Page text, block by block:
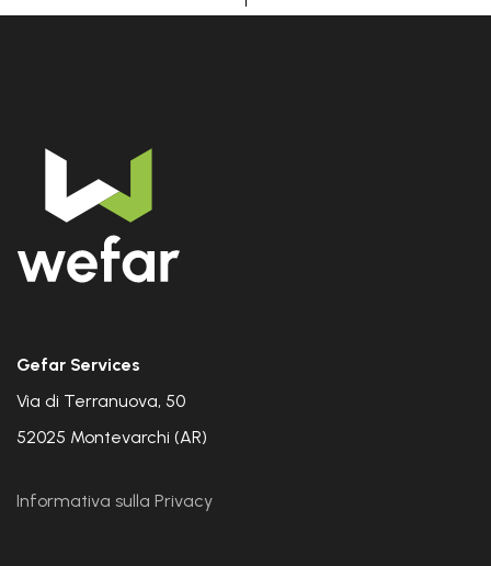
Gefar Services
Via di Terranuova, 50
52025 Montevarchi (AR)
Informativa sulla Privacy